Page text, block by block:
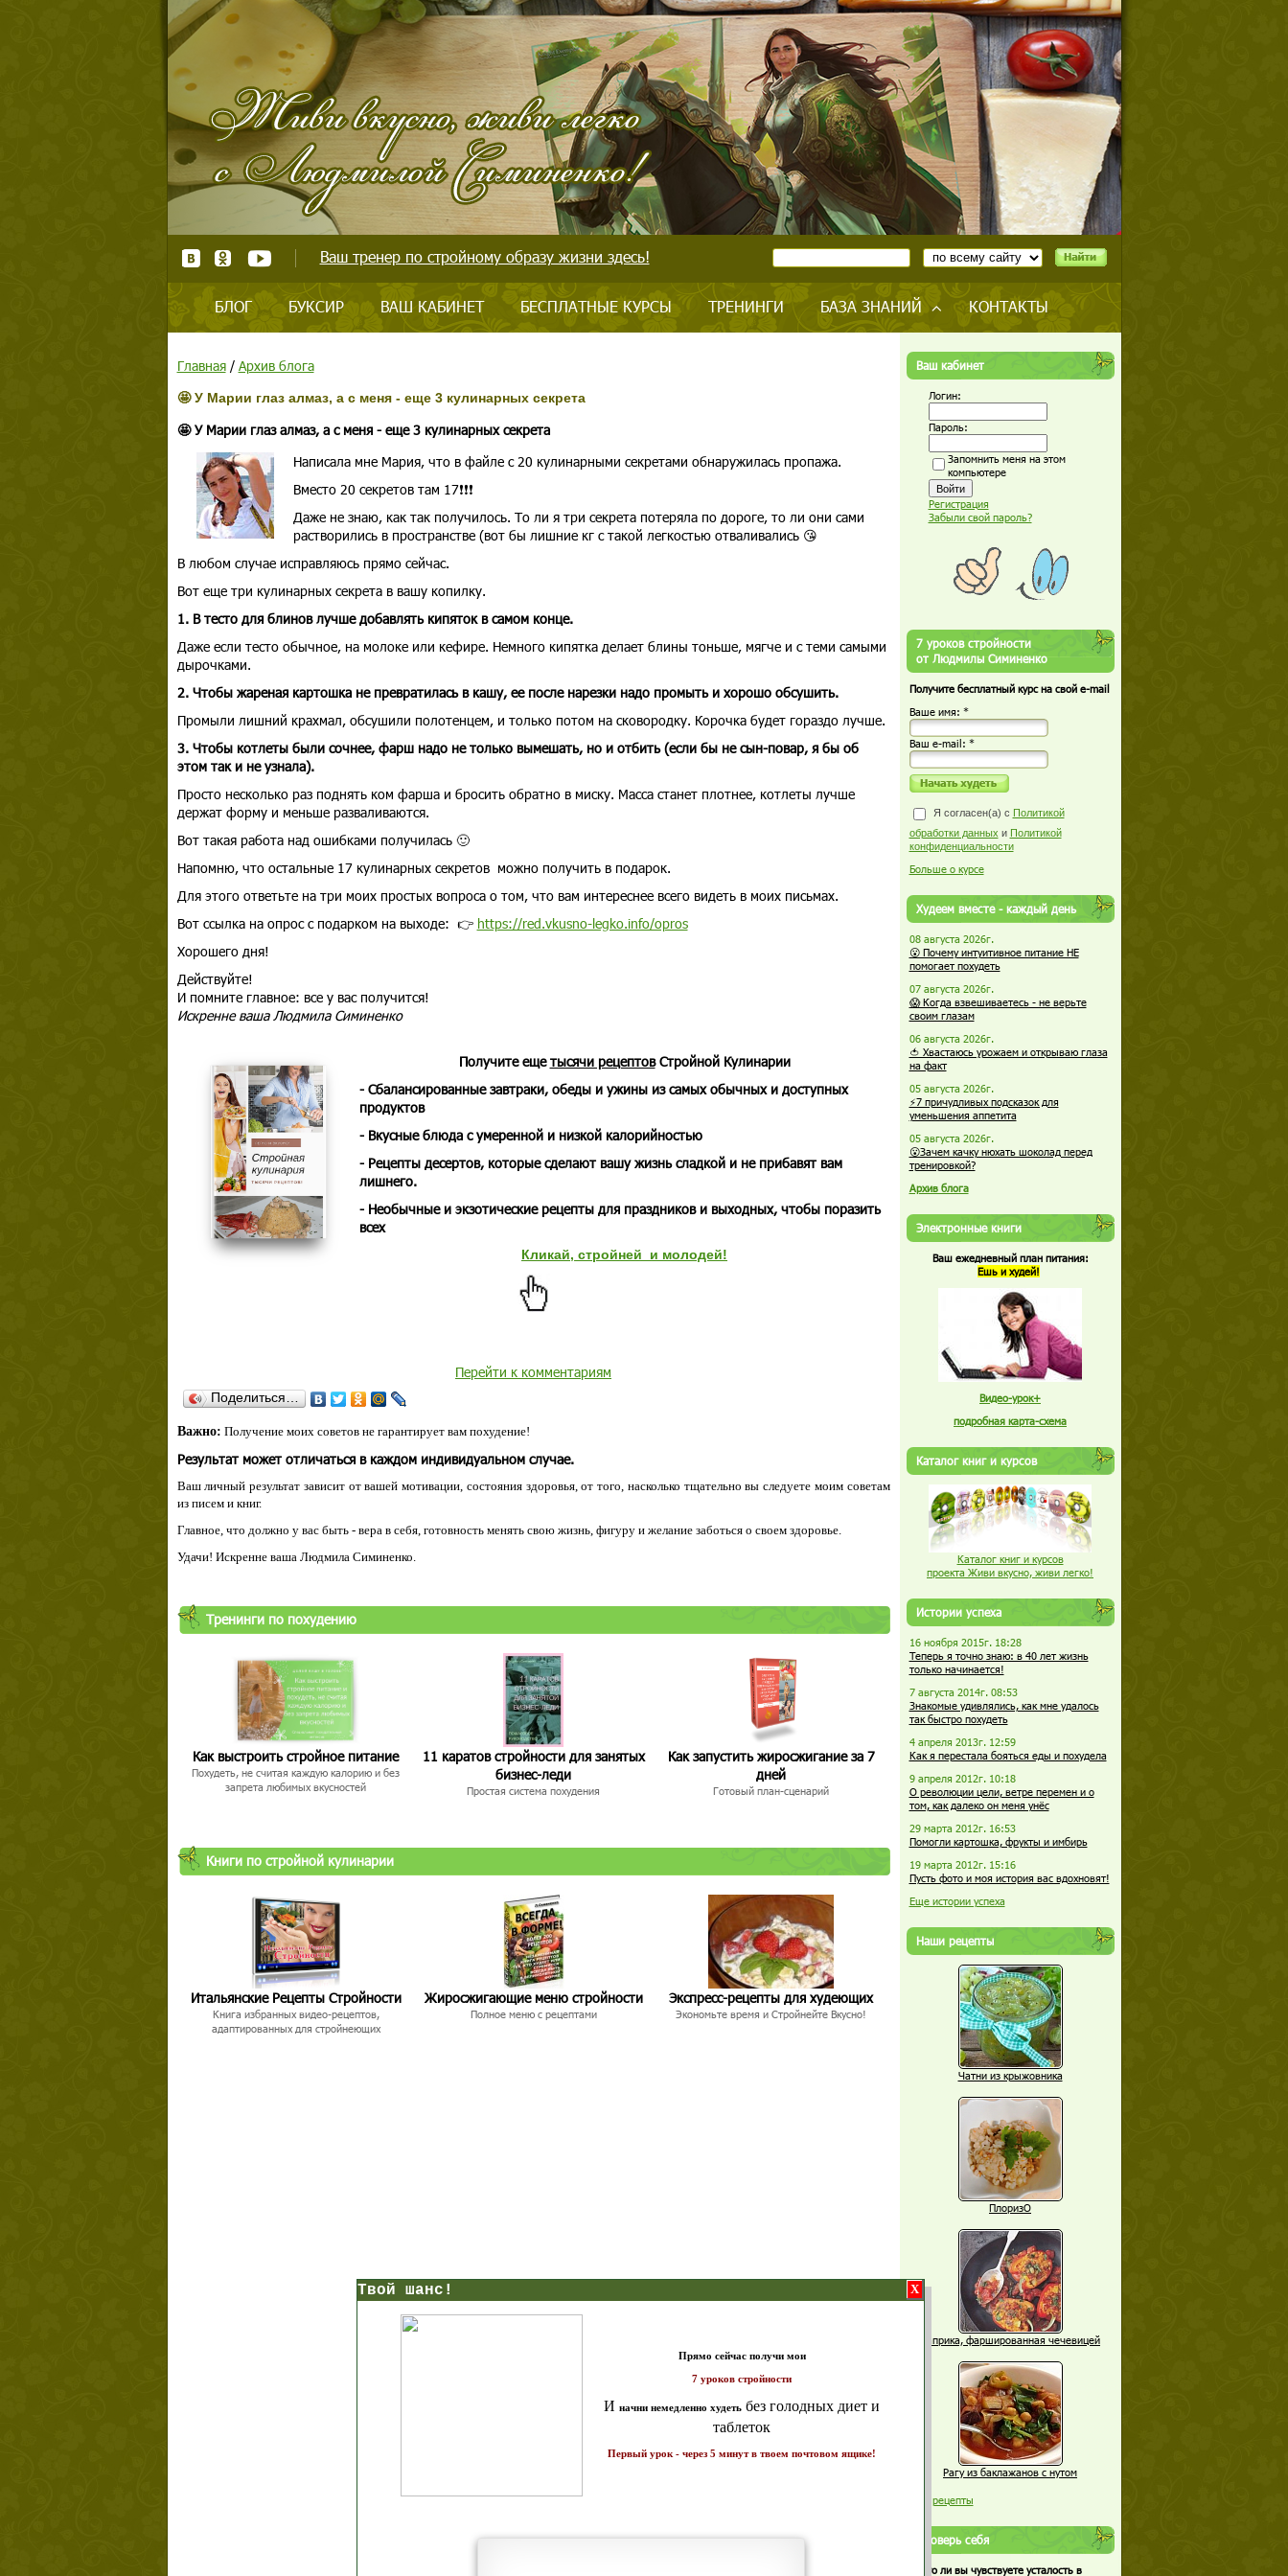
Ваш тренер по стройному образу жизни здесь!
БЛОГ БУКСИР ВАШ КАБИНЕТ БЕСПЛАТНЫЕ КУРСЫ ТРЕНИНГИ БАЗА ЗНАНИЙ КОНТАКТЫ
Главная/ Архив блога
🤩 У Марии глаз алмаз, а с меня - еще 3 кулинарных секрета
🤩 У Марии глаз алмаз, а с меня - еще 3 кулинарных секрета
Написала мне Мария, что в файле с 20 кулинарными секретами обнаружилась пропажа.
Вместо 20 секретов там 17❗❗❗
Даже не знаю, как так получилось. То ли я три секрета потеряла по дороге, то ли они сами
растворились в пространстве (вот бы лишние кг с такой легкостью отваливались 😘
В любом случае исправляюсь прямо сейчас.
Вот еще три кулинарных секрета в вашу копилку.
1. В тесто для блинов лучше добавлять кипяток в самом конце.
Даже если тесто обычное, на молоке или кефире. Немного кипятка делает блины тоньше, мягче и с теми самыми
дырочками.
2. Чтобы жареная картошка не превратилась в кашу, ее после нарезки надо промыть и хорошо обсушить.
Промыли лишний крахмал, обсушили полотенцем, и только потом на сковородку. Корочка будет гораздо лучше.
3. Чтобы котлеты были сочнее, фарш надо не только вымешать, но и отбить (если бы не сын-повар, я бы об
этом так и не узнала).
Просто несколько раз поднять ком фарша и бросить обратно в миску. Масса станет плотнее, котлеты лучше
держат форму и меньше разваливаются.
Вот такая работа над ошибками получилась 🙂
Напомню, что остальные 17 кулинарных секретов можно получить в подарок.
Для этого ответьте на три моих простых вопроса о том, что вам интереснее всего видеть в моих письмах.
Вот ссылка на опрос с подарком на выходе: 👉 https://red.vkusno-legko.info/opros
Хорошего дня!
Действуйте!
И помните главное: все у вас получится!
Искренне ваша Людмила Симиненко
Получите ещетысячи рецептовСтройной Кулинарии
- Сбалансированные завтраки, обеды и ужины из самых обычных и доступных
продуктов
- Вкусные блюда с умеренной и низкой калорийностью
- Рецепты десертов, которые сделают вашу жизнь сладкой и не прибавят вам
лишнего.
- Необычные и экзотические рецепты для праздников и выходных, чтобы поразить
всех
Кликай, стройней и молодей!
Перейти к комментариям
Поделиться…
Важно: Получение моих советов не гарантирует вам похудение!
Результат может отличаться в каждом индивидуальном случае.
Ваш личный результат зависит от вашей мотивации, состояния здоровья, от того, насколько тщательно вы следуете моим советам
из писем и книг.
Главное, что должно у вас быть - вера в себя, готовность менять свою жизнь, фигуру и желание заботься о своем здоровье.
Удачи! Искренне ваша Людмила Симиненко.
Тренинги по похудению
Как выстроить стройное питание
Похудеть, не считая каждую калорию и без
запрета любимых вкусностей
11 каратов стройности для занятых
бизнес-леди
Простая система похудения
Как запустить жиросжигание за 7
дней
Готовый план-сценарий
Книги по стройной кулинарии
Итальянские Рецепты Стройности
Книга избранных видео-рецептов,
адаптированных для стройнеющих
Жиросжигающие меню стройности
Полное меню с рецептами
Экспресс-рецепты для худеющих
Экономьте время и Стройнейте Вкусно!
Ваш кабинет
Логин:
Пароль:
Запомнить меня на этом
компьютере
Регистрация
Забыли свой пароль?
7 уроков стройности
от Людмилы Симиненко
Получите бесплатный курс на свой e-mail
Ваше имя: *
Ваш е-mail: *
Я согласен(а) с Политикой
обработки данных и Политикой
конфиденциальности
Больше о курсе
Худеем вместе - каждый день
08 августа 2026г.
😮 Почему интуитивное питание НЕ
помогает похудеть
07 августа 2026г.
😱 Когда взвешиваетесь - не верьте
своим глазам
06 августа 2026г.
🍅 Хвастаюсь урожаем и открываю глаза
на факт
05 августа 2026г.
⚡7 причудливых подсказок для
уменьшения аппетита
05 августа 2026г.
😮Зачем качку нюхать шоколад перед
тренировкой?
Архив блога
Электронные книги
Ваш ежедневный план питания:
Ешь и худей!
Видео-урок+
подробная карта-схема
Каталог книг и курсов
Каталог книг и курсов
проекта Живи вкусно, живи легко!
Истории успеха
16 ноября 2015г. 18:28
Теперь я точно знаю: в 40 лет жизнь
только начинается!
7 августа 2014г. 08:53
Знакомые удивлялись, как мне удалось
так быстро похудеть
4 апреля 2013г. 12:59
Как я перестала бояться еды и похудела
9 апреля 2012г. 10:18
О революции цели, ветре перемен и о
том, как далеко он меня унёс
29 марта 2012г. 16:53
Помогли картошка, фрукты и имбирь
19 марта 2012г. 15:16
Пусть фото и моя история вас вдохновят!
Еще истории успеха
Наши рецепты
Чатни из крыжовника
ПлоризО
Паприка, фаршированная чечевицей
Рагу из баклажанов с нутом
Еще рецепты
Проверь себя
Часто ли вы чувствуете усталость в
Твой шанс! X
Прямо сейчас получи мои
7 уроков стройности
И начни немедленно худеть без голодных диет и
таблеток
Первый урок - через 5 минут в твоем почтовом ящике!